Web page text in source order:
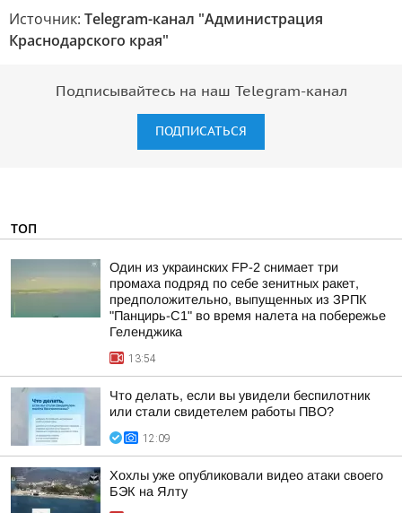
Источник: Telegram-канал "Администрация
Краснодарского края"
Подписывайтесь на наш Telegram-канал
ПОДПИСАТЬСЯ
ТОП
Один из украинских FP-2 снимает три
промаха подряд по себе зенитных ракет,
предположительно, выпущенных из ЗРПК
"Панцирь-С1" во время налета на побережье
Геленджика
13:54
Что делать, если вы увидели беспилотник
или стали свидетелем работы ПВО?
12:09
Хохлы уже опубликовали видео атаки своего
БЭК на Ялту